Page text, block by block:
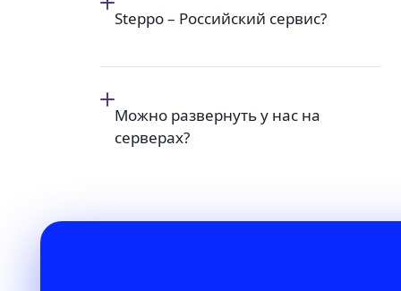
Steppo – Российский сервис?
Можно развернуть у нас на
серверах?